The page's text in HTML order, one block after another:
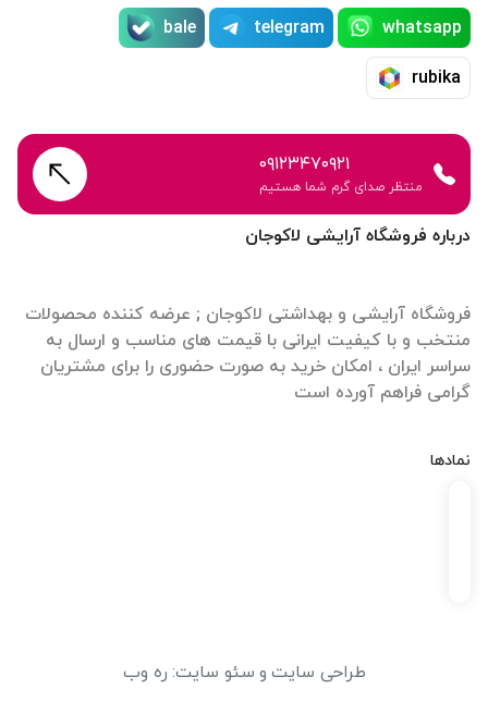
درباره فروشگاه آرایشی لاکوجان
فروشگاه آرایشی و بهداشتی لاکوجان ; عرضه کننده محصولات
منتخب و با کیفیت ایرانی با قیمت های مناسب و ارسال به
سراسر ایران ، امکان خرید به صورت حضوری را برای مشتریان
گرامی فراهم آورده است
نمادها
whatsapp
telegram
bale
rubika
۰۹۱۲۳۴۷۰۹۲۱
منتظر صدای گرم شما هستیم
طراحی سایت و سئو سایت: ره وب